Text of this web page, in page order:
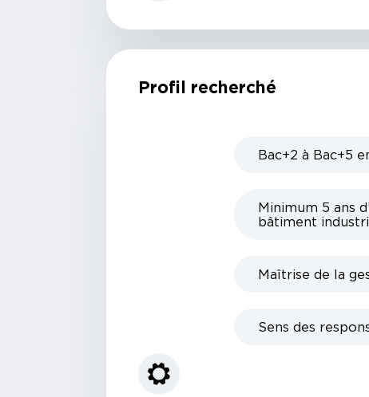
Profil recherché
Bac+2 à Bac+5
Minimum 5 ans
bâtiment
Maîtrise de la
Sens des